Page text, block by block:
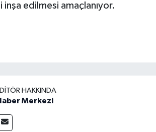
inşa edilmesi amaçlanıyor.
HAKKINDA
Merkezi